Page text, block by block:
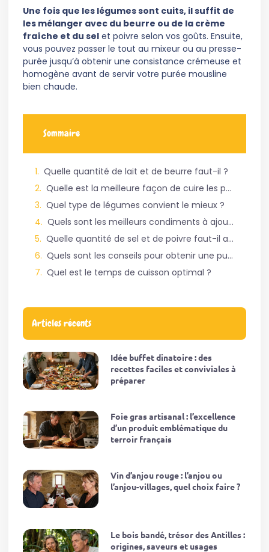
Une fois que les légumes sont cuits, il suffit de
les mélanger avec du beurre ou de la crème
fraîche et du sel et poivre selon vos goûts. Ensuite,
vous pouvez passer le tout au mixeur ou au presse-
purée jusqu’à obtenir une consistance crémeuse et
homogène avant de servir votre purée mousline
bien chaude.
Sommaire
Quelle quantité de lait et de beurre faut-il ?
Quelle est la meilleure façon de cuire les pommes de terre ?
Quel type de légumes convient le mieux ?
Quels sont les meilleurs condiments à ajouter à une purée mousline pour la rendre plus savoureuse ?
Quelle quantité de sel et de poivre faut-il ajouter à une purée mousline ?
Quels sont les conseils pour obtenir une purée mousline bien lisse ?
Quel est le temps de cuisson optimal ?
Articles récents
Idée buffet dinatoire : des
recettes faciles et conviviales à
préparer
Foie gras artisanal : l’excellence
d’un produit emblématique du
terroir français
Vin d’anjou rouge : l’anjou ou
l’anjou-villages, quel choix faire ?
Le bois bandé, trésor des Antilles :
origines, saveurs et usages